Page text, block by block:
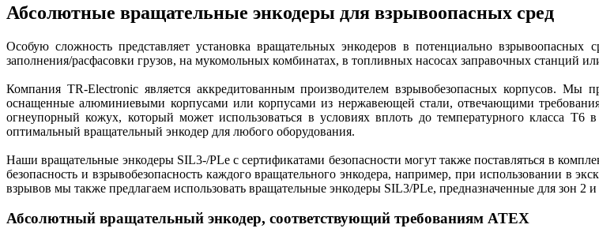
Абсолютные вращательные энкодеры для взрывоопасных сред
Особую сложность представляет установка вращательных энкодеров в​ потенциально
заполнения/расфасовки грузов, на мукомольных комбинатах, в топливных насосах заправочных станций
Компания TR-Electronic является аккредитованным производителем взрывобезопасных корпусов. Мы
оснащенные алюминиевыми корпусами или корпусами из нержавеющей стали, отвечающими
огнеупорный кожух, который может использоваться в условиях вплоть до температурного класса
оптимальный вращательный энкодер для любого оборудования.
Наши вращательные энкодеры SIL3-/PLe с сертификатами безопасности могут также поставляться в
безопасность и взрывобезопасность каждого вращательного энкодера, например, при использовании в
взрывов мы также предлагаем использовать вращательные энкодеры SIL3/PLe, предназначенные для зон 2 и
Абсолютный вращательный энкодер, соответствующий требованиям ATEX